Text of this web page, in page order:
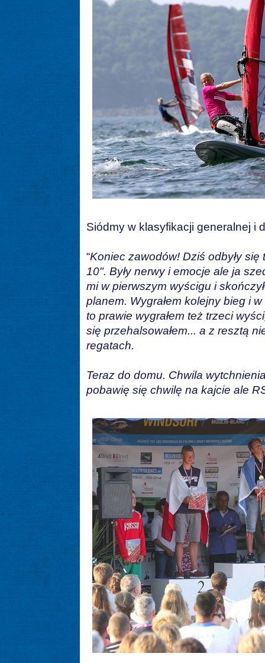
Siódmy w klasyfikacji generalnej i
“Koniec zawodów! Dziś odbyły
10". Były nerwy i emocje ale ja
mi w pierwszym wyścigu i
planem. Wygrałem kolejny bieg i
to prawie wygrałem też trzeci
się przehalsowałem... a z resztą
regatach.
Teraz do domu. Chwila
pobawię się chwilę na kajcie ale